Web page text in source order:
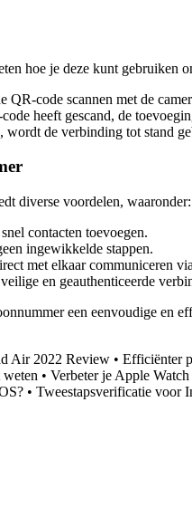
hoe je deze kunt gebruiken
QR-code scannen met de
heeft gescand, de
wordt de verbinding tot stand
diverse voordelen, waaronder:
contacten toevoegen.
ingewikkelde stappen.
met elkaar communiceren
en geauthenticeerde
een eenvoudige en
Air 2022 Review • Efficiënter
• Verbeter je Apple
• Tweestapsverificatie voor